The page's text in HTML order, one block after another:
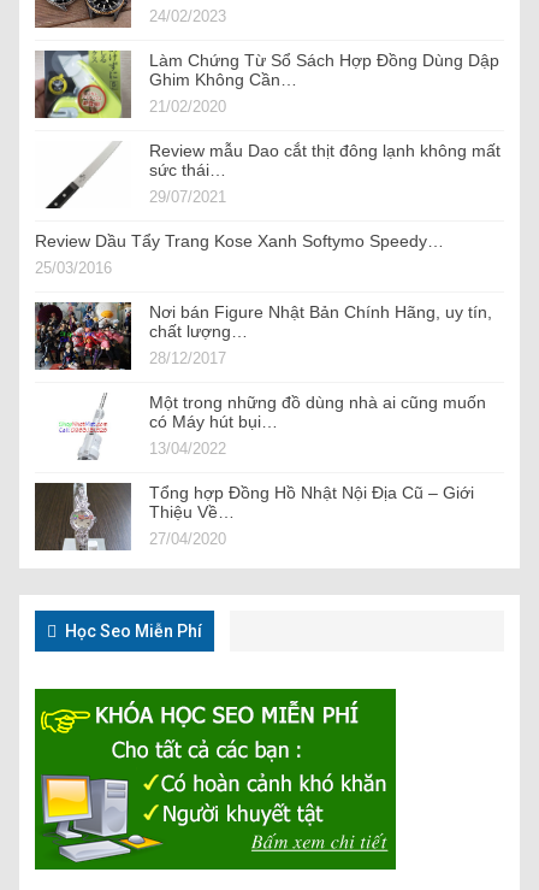
24/02/2023
Làm Chứng Từ Sổ Sách Hợp Đồng Dùng Dập
Ghim Không Cần…
21/02/2020
Review mẫu Dao cắt thịt đông lạnh không mất
sức thái…
29/07/2021
Review Dầu Tẩy Trang Kose Xanh Softymo ‪Speedy‬…
25/03/2016
Nơi bán Figure Nhật Bản Chính Hãng, uy tín,
chất lượng…
28/12/2017
Một trong những đồ dùng nhà ai cũng muốn
có Máy hút bụi…
13/04/2022
Tổng hợp Đồng Hồ Nhật Nội Địa Cũ – Giới
Thiệu Về…
27/04/2020
Học Seo Miễn Phí